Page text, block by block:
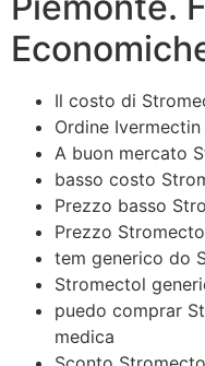
Il costo di
Ordine Ivermectin
A buon mercato
basso costo
Prezzo basso
Prezzo
tem generico do
Stromectol
puedo comprar
medica